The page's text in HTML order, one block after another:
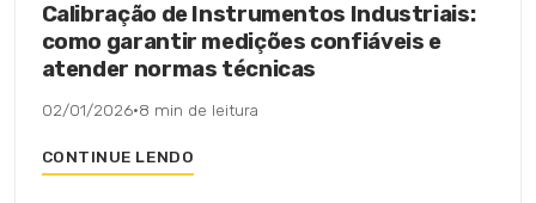
Calibração de Instrumentos Industriais:
como garantir medições confiáveis e
atender normas técnicas
02/01/2026·8 min de leitura
CONTINUE LENDO